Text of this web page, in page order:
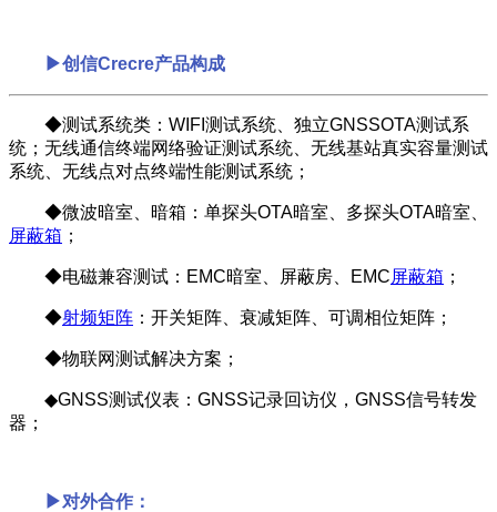
▶创信Crecre产品构成
◆测试系统类：WIFI测试系统、独立GNSSOTA测试系
统；无线通信终端网络验证测试系统、无线基站真实容量测试
系统、无线点对点终端性能测试系统；
◆微波暗室、暗箱：单探头OTA暗室、多探头OTA暗室、
屏蔽箱 ；
◆电磁兼容测试：EMC暗室、屏蔽房、EMC屏蔽箱 ；
◆射频矩阵 ：开关矩阵、衰减矩阵、可调相位矩阵；
◆物联网测试解决方案；
◆GNSS测试仪表：GNSS记录回访仪，GNSS信号转发
器；
▶对外合作：